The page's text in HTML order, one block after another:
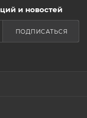
и новостей
ПОДПИСАТЬСЯ